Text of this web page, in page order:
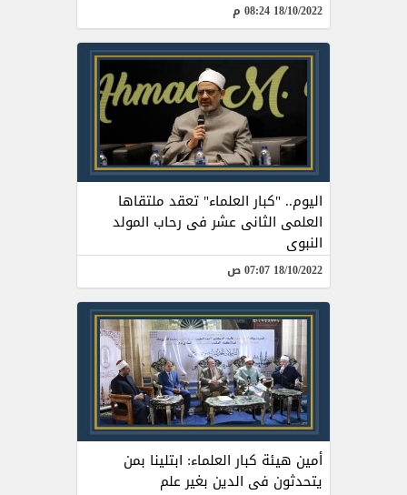
18/10/2022 08:24 م
اليوم.. "كبار العلماء" تعقد ملتقاها
العلمى الثانى عشر فى رحاب المولد
النبوى
18/10/2022 07:07 ص
أمين هيئة كبار العلماء: ابتلينا بمن
يتحدثون فى الدين بغير علم